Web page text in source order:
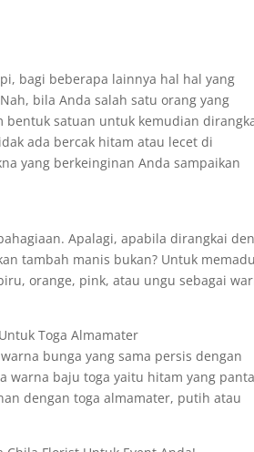
bagi beberapa lainnya hal hal yang
bila Anda salah satu orang yang
bentuk satuan untuk kemudian
ada bercak hitam atau lecet di
yang berkeinginan Anda sampaikan
Apalagi, apabila dirangkai
tambah manis bukan? Untuk
orange, pink, atau ungu sebagai
Toga Almamater
bunga yang sama persis dengan
warna baju toga yaitu hitam yang
dengan toga almamater, putih atau